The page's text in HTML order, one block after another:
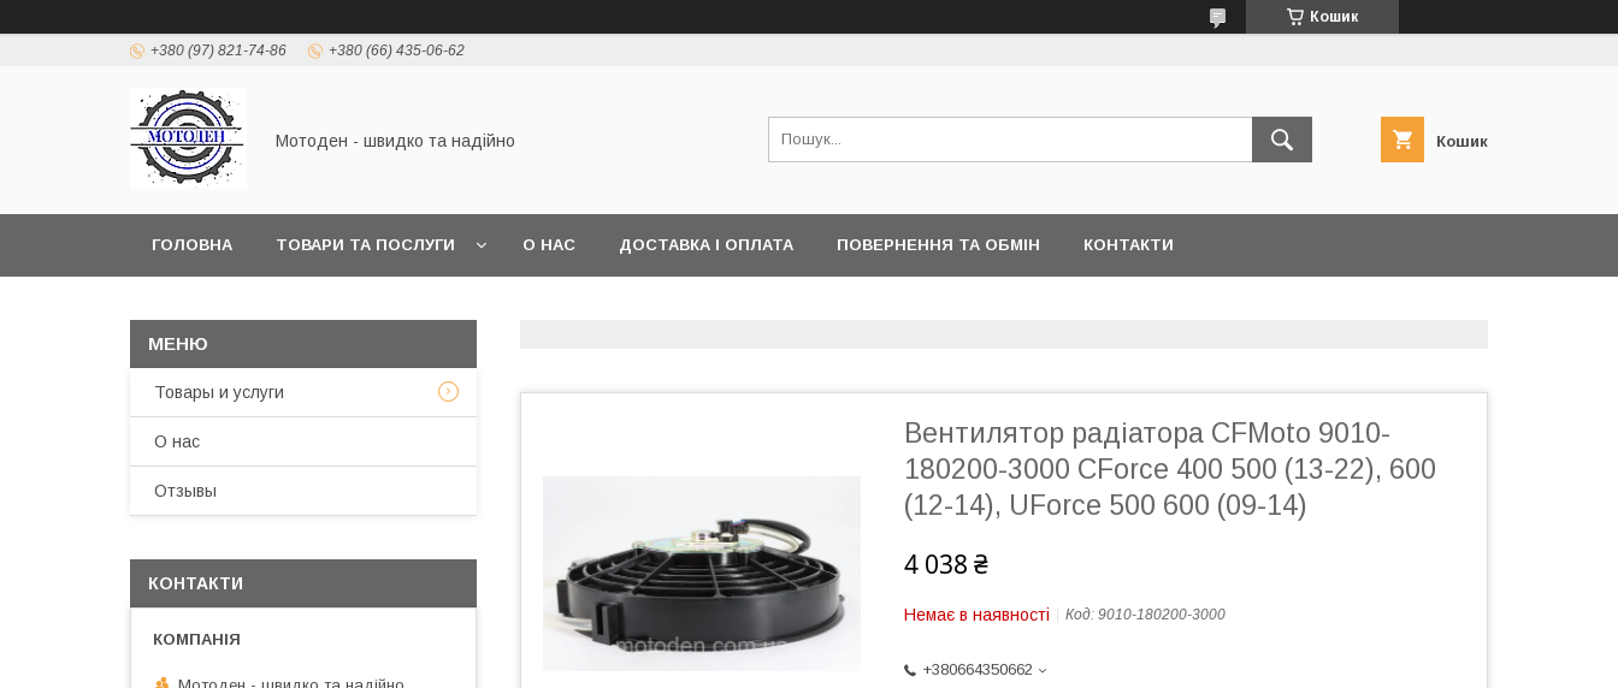
Кошик
+380 (97) 821-74-86 +380 (66) 435-06-62
Мотоден - швидко та надійно Кошик
ГОЛОВНА ТОВАРИ ТА ПОСЛУГИ О НАС ДОСТАВКА І ОПЛАТА ПОВЕРНЕННЯ ТА ОБМІН КОНТАКТИ
Вентилятор радіатора CFMoto 9010-
180200-3000 CForce 400 500 (13-22), 600
(12-14), UForce 500 600 (09-14)
4 038 ₴
Немає в наявності Код: 9010-180200-3000
+380664350662
Товары и услуги
О нас
Отзывы
КОНТАКТИ